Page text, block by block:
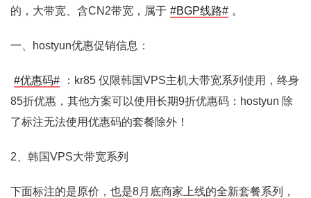
的，大带宽、含CN2带宽，属于 #BGP线路# 。
一、hostyun优惠促销信息：
#优惠码#
：kr85 仅限韩国VPS主机大带宽系列使用，终身
85折优惠，其他方案可以使用长期9折优惠码：hostyun 除
了标注无法使用优惠码的套餐除外！
2、韩国VPS大带宽系列
下面标注的是原价，也是8月底商家上线的全新套餐系列，